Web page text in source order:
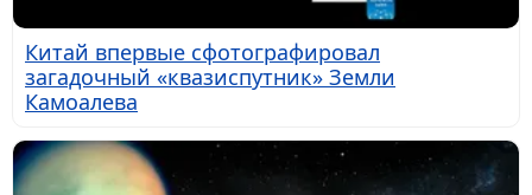
Китай впервые сфотографировал
загадочный «квазиспутник» Земли
Камоалева